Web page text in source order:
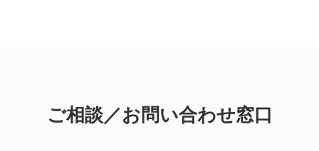
ご相談／お問い合わせ窓口